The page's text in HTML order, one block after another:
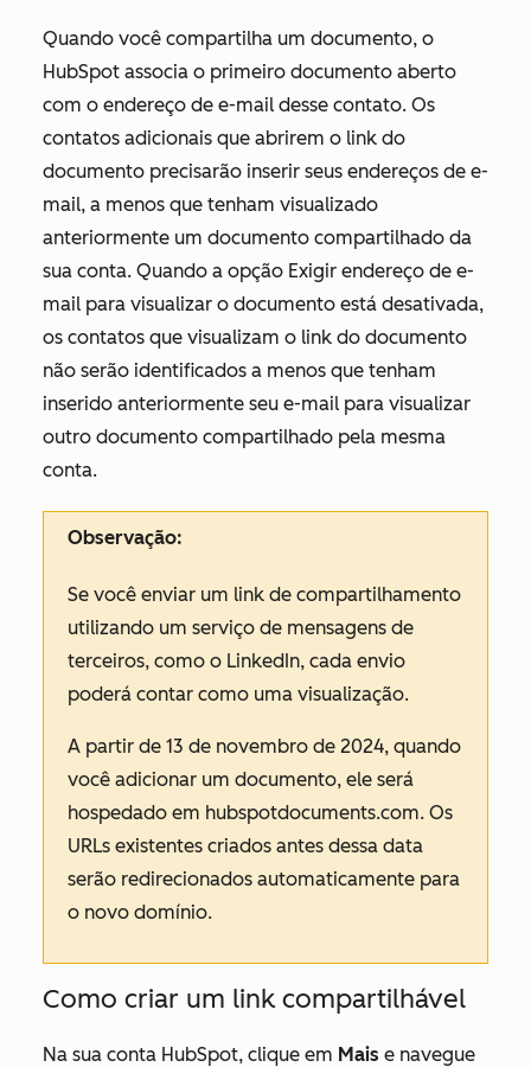
Quando você compartilha um documento, o
HubSpot associa o primeiro documento aberto
com o endereço de e-mail desse contato. Os
contatos adicionais que abrirem o link do
documento precisarão inserir seus endereços de e-
mail, a menos que tenham visualizado
anteriormente um documento compartilhado da
sua conta. Quando a opção Exigir endereço de e-
mail para visualizar o documento está desativada,
os contatos que visualizam o link do documento
não serão identificados a menos que tenham
inserido anteriormente seu e-mail para visualizar
outro documento compartilhado pela mesma
conta.
Observação:
Se você enviar um link de compartilhamento
utilizando um serviço de mensagens de
terceiros, como o LinkedIn, cada envio
poderá contar como uma visualização.
A partir de 13 de novembro de 2024, quando
você adicionar um documento, ele será
hospedado em hubspotdocuments.com. Os
URLs existentes criados antes dessa data
serão redirecionados automaticamente para
o novo domínio.
Como criar um link compartilhável
Na sua conta HubSpot, clique em Mais e navegue